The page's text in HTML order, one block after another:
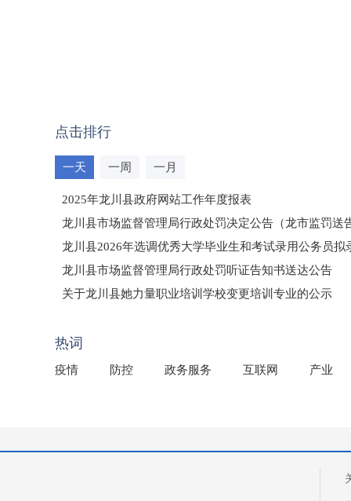
点击排行
一天 一周 一月
2025年龙川县政府网站工作年度报表
龙川县市场监督管理局行政处罚决定公告（龙市监罚送
龙川县2026年选调优秀大学毕业生和考试录用公务员拟
龙川县市场监督管理局行政处罚听证告知书送达公告
（龙市监罚送告〔2026〕71号）
关于龙川县她力量职业培训学校变更培训专业的公示
热词
疫情 防控 政务服务 互联网 产业